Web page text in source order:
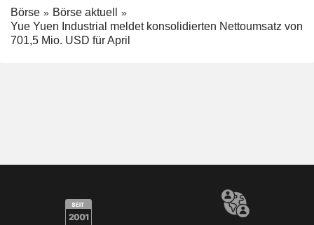
Börse
Börse aktuell
Yue Yuen Industrial meldet konsolidierten Nettoumsatz von
701,5 Mio. USD für April